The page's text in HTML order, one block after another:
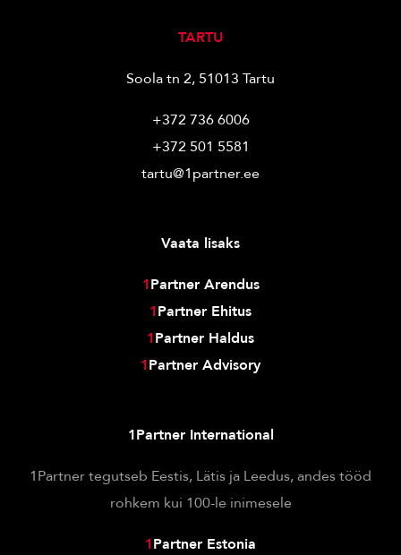
TARTU
Soola tn 2, 51013 Tartu
+372 736 6006
+372 501 5581
tartu@1partner.ee
Vaata lisaks
1Partner Arendus
1Partner Ehitus
1Partner Haldus
1Partner Advisory
1Partner International
1Partner tegutseb Eestis, Lätis ja Leedus, andes tööd
rohkem kui 100-le inimesele
1Partner Estonia